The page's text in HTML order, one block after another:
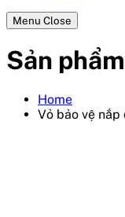
Menu Close
Sản phẩm
Home
Vỏ bảo vệ nắp